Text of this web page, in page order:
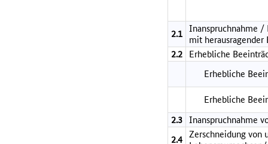
2.1 Inanspruchnahme /
mit herausragender
2.2
Erhebliche
Erhebliche
Erhebliche
2.3 Inanspruchnahme
2.4 Zerschneidung von